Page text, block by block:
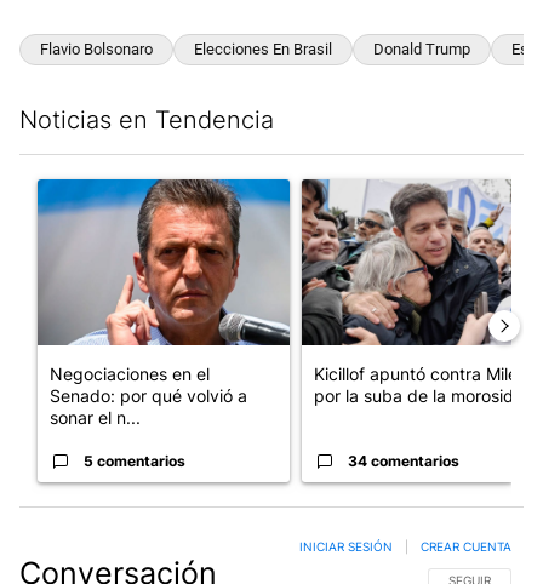
Flavio Bolsonaro Elecciones En Brasil Donald Trump
Noticias en Tendencia
Un artículo de tendencia con el título "Negociaciones en el
Negociaciones en el
Senado: por qué volvió a
sonar el n...
5 comentarios
Un artículo de tendencia con
Kicillof apuntó contra Milei
por la suba de la morosida...
34 comentarios
Conversación SIGA ESTA
SEGUIR
INICIAR SESIÓN CREAR CUENTA